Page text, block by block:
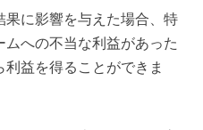
果に影響を与えた場合、特
への不当な利益があった
益を得ることができま